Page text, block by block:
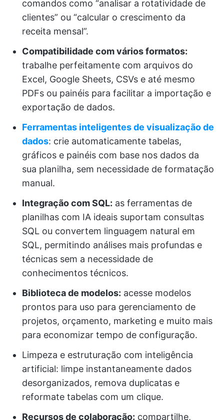
comandos como “analisar a rotatividade de
clientes” ou “calcular o crescimento da
receita mensal”.
Compatibilidade com vários formatos:
trabalhe perfeitamente com arquivos do
Excel, Google Sheets, CSVs e até mesmo
PDFs ou painéis para facilitar a importação e
exportação de dados.
Ferramentas inteligentes de visualização de
dados: crie automaticamente tabelas,
gráficos e painéis com base nos dados da
sua planilha, sem necessidade de formatação
manual.
Integração com SQL: as ferramentas de
planilhas com IA ideais suportam consultas
SQL ou convertem linguagem natural em
SQL, permitindo análises mais profundas e
técnicas sem a necessidade de
conhecimentos técnicos.
Biblioteca de modelos: acesse modelos
prontos para uso para gerenciamento de
projetos, orçamento, marketing e muito mais
para economizar tempo de configuração.
Limpeza e estruturação com inteligência
artificial: limpe instantaneamente dados
desorganizados, remova duplicatas e
reformate tabelas com um clique.
Recursos de colaboração: compartilhe,